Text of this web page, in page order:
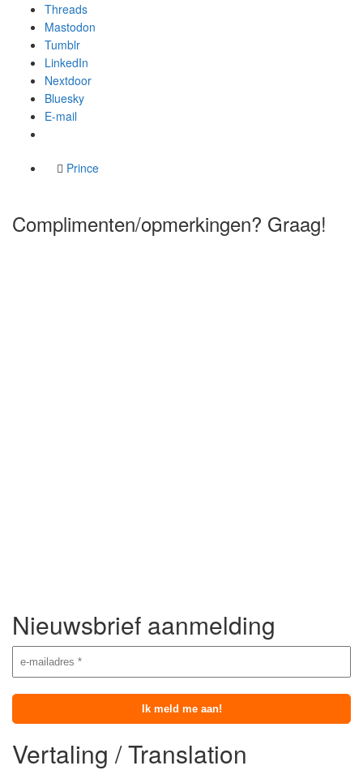
Threads
Mastodon
Tumblr
LinkedIn
Nextdoor
Bluesky
E-mail
Prince
Complimenten/opmerkingen? Graag!
Nieuwsbrief aanmelding
Vertaling / Translation